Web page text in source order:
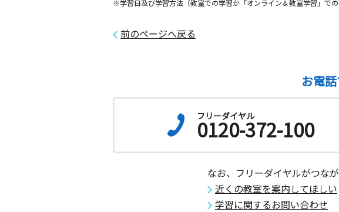
月 火 水 木 土
日
神奈川県鎌倉市常盤２５５－１ クレイン鎌倉１
０１号室
0歳～高校生
鵠沼東教室
月 火 水 木 金 土 日
神奈川県藤沢市鵠沼東３‐１‐３１４
ロジュマン教室
※学習日及び学習方法（教室での学習か「オンライン＆教室学習」で
前のページへ戻る
お電
フリーダイヤル
0120-372-100
なお、フリーダイヤルがつな
近くの教室を案内してほしい
学習に関するお問い合わせ